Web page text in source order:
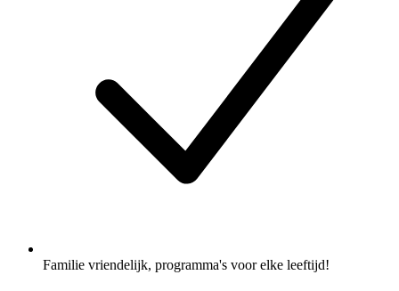
Familie vriendelijk, programma's voor elke leeftijd!